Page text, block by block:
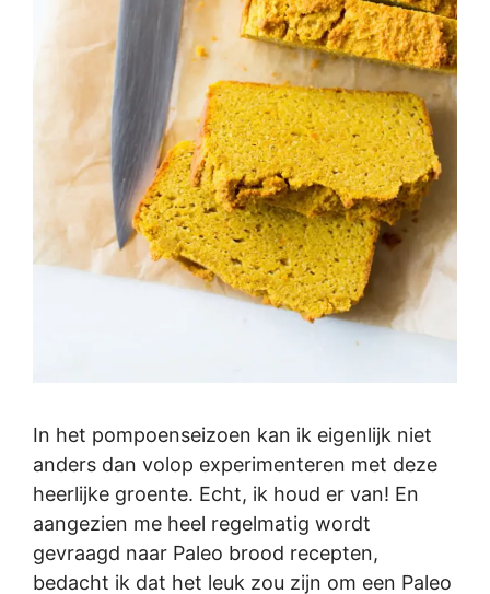
In het pompoenseizoen kan ik eigenlijk niet
anders dan volop experimenteren met deze
heerlijke groente. Echt, ik houd er van! En
aangezien me heel regelmatig wordt
gevraagd naar Paleo brood recepten,
bedacht ik dat het leuk zou zijn om een Paleo